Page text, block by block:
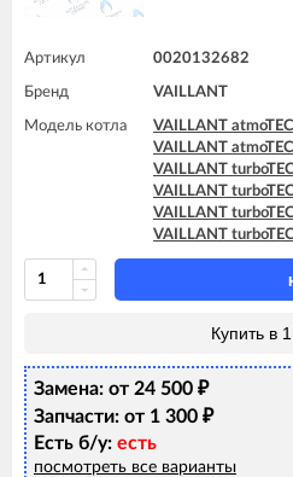
Артикул 0020132682
Бренд VAILLANT
Модель котла
VAILLANT
VAILLANT
VAILLANT
VAILLANT
VAILLANT
VAILLANT
Купить в
Замена: от 24 500 ₽
Запчасти: от 1 300 ₽
Есть б/у: есть
посмотреть все варианты